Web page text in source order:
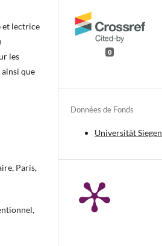
et lectrice
les
ainsi que
Paris,
0
Données de Fonds
Universität Siegen